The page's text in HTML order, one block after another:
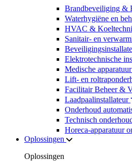
Brandbeveiliging &
Waterhygiëne en
HVAC &
Sanitair- en
Elektrotechnische
Medische
Lift- en
Facilitair Beheer &
Laadpaalinstallateur
Onderhoud
Technisch
Horeca-apparatuur
Oplossingen
Oplossingen